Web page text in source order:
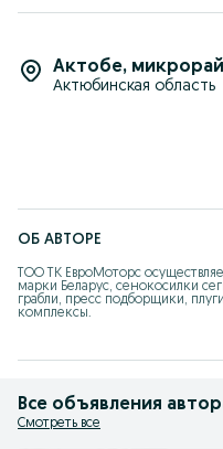
Актобе,
Актюбинская область
ОБ АВТОРЕ
ТОО ТК ЕвроМоторс
марки Беларус, сенокосилки
грабли, пресс подборщики,
комплексы.
Все объявления
Смотреть все